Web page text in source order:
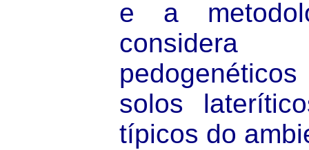
e a
considera
solos
típicos do